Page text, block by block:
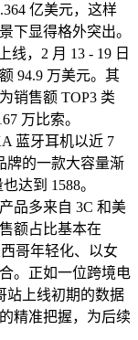
亿美元，这样
下显得格外突出。
线，2 月 13 - 19 日
94.9 万美元。其
销售额 TOP3 类
万比索。
蓝牙耳机以近 7
牌的一款大容量渐
达到 1588。
品多来自 3C 和美
额占比基本在
哥年轻化、以女
。正如一位跨境电
站上线初期的数据
精准把握，为后续